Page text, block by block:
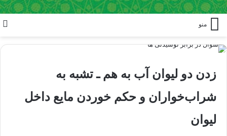
منو
زدن دو لیوان آب به هم ـ تشبه به
شراب‌خواران و حکم خوردن مایع داخل
لیوان